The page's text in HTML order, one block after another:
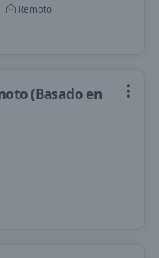
Remoto
(Basado en